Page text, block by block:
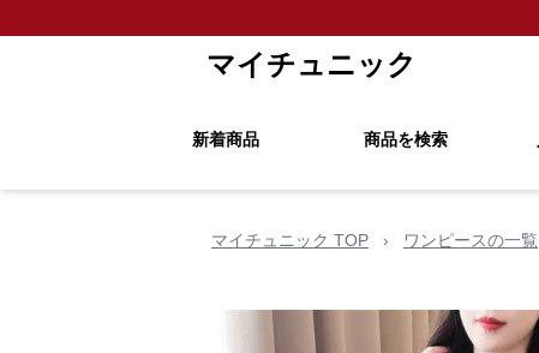
マイチュニック
新着商品 商品を検索
マイチュニック TOP › ワンピースの一覧